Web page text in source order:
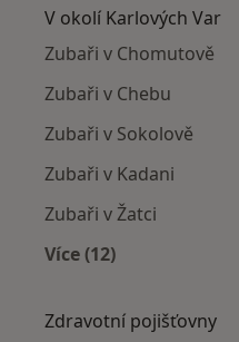
V okolí Karlových Var
Zubaři v Chomutově
Zubaři v Chebu
Zubaři v Sokolově
Zubaři v Kadani
Zubaři v Žatci
Více (12)
Zdravotní pojišťovny